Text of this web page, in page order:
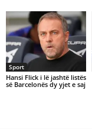
Sport
Hansi Flick i lë jashtë listës
së Barcelonës dy yjet e saj